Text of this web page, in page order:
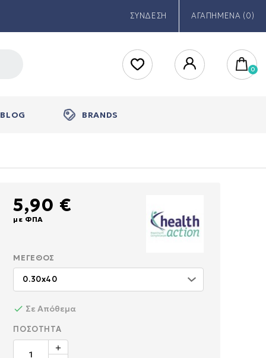
ΣΥΝΔΕΣΗ ΑΓΑΠΗΜΕΝΑ (0)
BLOG BRANDS
5,90 €
με ΦΠΑ
ΜΈΓΕΘΟΣ
Σε Απόθεμα
ΠΟΣΌΤΗΤΑ